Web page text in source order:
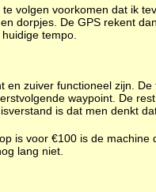
volgen voorkomen dat ik
en dorpjes. De GPS rekent
tempo.
en zuiver functioneel zijn.
waypoint. De
is dat men denkt
is voor €100 is de machine
lang niet.